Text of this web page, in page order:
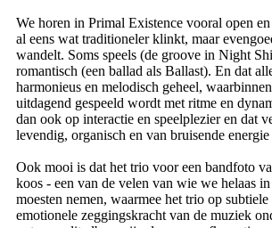
We horen in Primal Existence vooral open
al eens wat traditioneler klinkt, maar
wandelt. Soms speels (de groove in Night
romantisch (een ballad als Ballast). En dat
harmonieus en melodisch geheel,
uitdagend gespeeld wordt met ritme en
dan ook op interactie en speelplezier en dat
levendig, organisch en van bruisende
Ook mooi is dat het trio voor een bandfoto
koos - een van de velen van wie we helaas
moesten nemen, waarmee het trio op
emotionele zeggingskracht van de muziek